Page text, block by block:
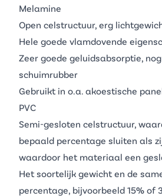
Melamine
Open celstructuur, erg
Hele goede vlamdovende
Zeer goede geluidsabsorptie,
schuimrubber
Gebruikt in o.a. akoestische
PVC
Semi-gesloten celstructuur,
bepaald percentage sluiten als
waardoor het materiaal een
Het soortelijk gewicht en de
percentage, bijvoorbeeld 15% of